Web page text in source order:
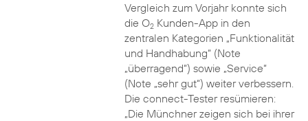
Vergleich zum Vorjahr konnte sich
die O2Kunden-App in den
zentralen Kategorien „Funktionalität
und Handhabung“ (Note
„überragend“) sowie „Service“
(Note „sehr gut“) weiter verbessern.
Die connect-Tester resümieren:
„Die Münchner zeigen sich bei ihrer